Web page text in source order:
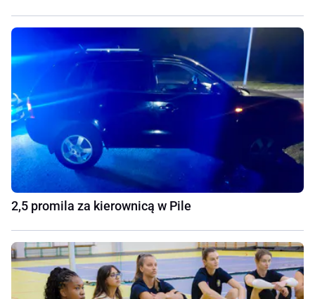
2,5 promila za kierownicą w Pile